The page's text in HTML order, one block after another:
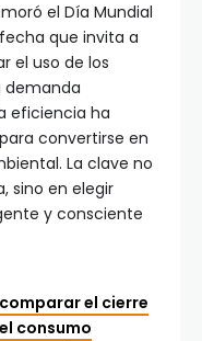
el Día Mundial
que invita a
el uso de los
demanda
eficiencia ha
convertirse en
La clave no
sino en elegir
y consciente
el cierre
consumo